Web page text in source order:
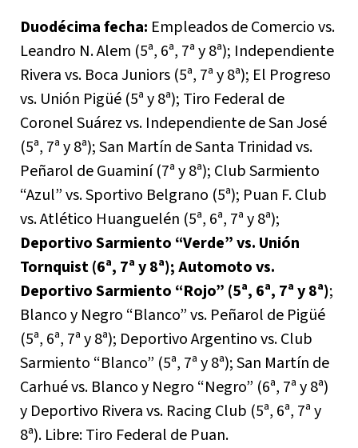
Duodécima fecha: Empleados de Comercio vs.
Leandro N. Alem (5ª, 6ª, 7ª y 8ª); Independiente
Rivera vs. Boca Juniors (5ª, 7ª y 8ª); El Progreso
vs. Unión Pigüé (5ª y 8ª); Tiro Federal de
Coronel Suárez vs. Independiente de San José
(5ª, 7ª y 8ª); San Martín de Santa Trinidad vs.
Peñarol de Guaminí (7ª y 8ª); Club Sarmiento
“Azul” vs. Sportivo Belgrano (5ª); Puan F. Club
vs. Atlético Huanguelén (5ª, 6ª, 7ª y 8ª);
Deportivo Sarmiento “Verde” vs. Unión
Tornquist (6ª, 7ª y 8ª); Automoto vs.
Deportivo Sarmiento “Rojo” (5ª, 6ª, 7ª y 8ª);
Blanco y Negro “Blanco” vs. Peñarol de Pigüé
(5ª, 6ª, 7ª y 8ª); Deportivo Argentino vs. Club
Sarmiento “Blanco” (5ª, 7ª y 8ª); San Martín de
Carhué vs. Blanco y Negro “Negro” (6ª, 7ª y 8ª)
y Deportivo Rivera vs. Racing Club (5ª, 6ª, 7ª y
8ª). Libre: Tiro Federal de Puan.